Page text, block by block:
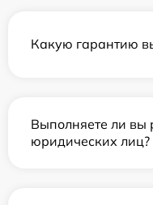
Какую гарантию
Выполняете ли вы
юридических лиц?